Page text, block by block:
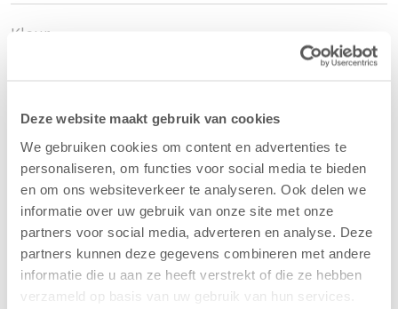
Deze website maakt gebruik van cookies
We gebruiken cookies om content en advertenties te
personaliseren, om functies voor social media te bieden
en om ons websiteverkeer te analyseren. Ook delen we
informatie over uw gebruik van onze site met onze
partners voor social media, adverteren en analyse. Deze
partners kunnen deze gegevens combineren met andere
informatie die u aan ze heeft verstrekt of die ze hebben
verzameld op basis van uw gebruik van hun services.
Kleur
Breedte/hoogte
320 cm
Aantal flesjes per m2